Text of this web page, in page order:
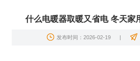
什么电暖器取暖又省电 冬天家
发布时间：2026-02-19